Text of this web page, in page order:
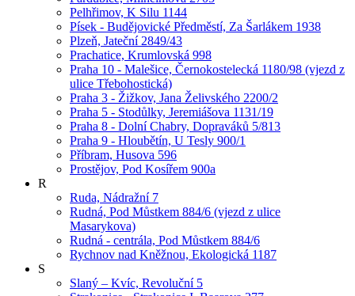
Pelhřimov, K Silu 1144
Písek - Budějovické Předměstí, Za Šarlákem 1938
Plzeň, Jateční 2849/43
Prachatice, Krumlovská 998
Praha 10 - Malešice, Černokostelecká 1180/98 (vjezd z
ulice Třebohostická)
Praha 3 - Žižkov, Jana Želivského 2200/2
Praha 5 - Stodůlky, Jeremiášova 1131/19
Praha 8 - Dolní Chabry, Dopraváků 5/813
Praha 9 - Hloubětín, U Tesly 900/1
Příbram, Husova 596
Prostějov, Pod Kosířem 900a
R
Ruda, Nádražní 7
Rudná, Pod Můstkem 884/6 (vjezd z ulice
Masarykova)
Rudná - centrála, Pod Můstkem 884/6
Rychnov nad Kněžnou, Ekologická 1187
S
Slaný – Kvíc, Revoluční 5